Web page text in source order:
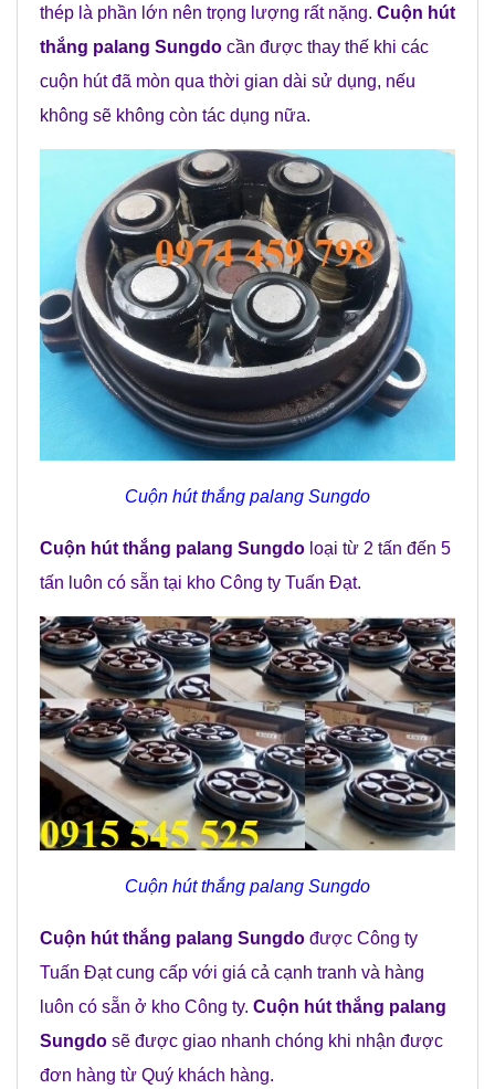
thép là phần lớn nên trọng lượng rất nặng. Cuộn hút
thắng palang Sungdo cần được thay thế khi các
cuộn hút đã mòn qua thời gian dài sử dụng, nếu
không sẽ không còn tác dụng nữa.
Cuộn hút thắng palang Sungdo
Cuộn hút thắng palang Sungdo loại từ 2 tấn đến 5
tấn luôn có sẵn tại kho Công ty Tuấn Đạt.
Cuộn hút thắng palang Sungdo
Cuộn hút thắng palang Sungdo được Công ty
Tuấn Đạt cung cấp với giá cả cạnh tranh và hàng
luôn có sẵn ở kho Công ty. Cuộn hút thắng palang
Sungdo sẽ được giao nhanh chóng khi nhận được
đơn hàng từ Quý khách hàng.